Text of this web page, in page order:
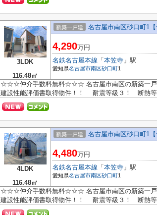
3LDK
116.48㎡
新築一戸建 名古屋市南区砂口町1
4,290万円
名鉄名古屋本線 「 本笠寺 」駅
愛知県名古屋市南区砂口町1
☆☆☆仲介手数料無料☆☆☆ 名古屋市南区の新築一戸
建設性能評価書取得物件！！ 耐震等級３！ 断熱等
4LDK
116.48㎡
新築一戸建 名古屋市南区砂口町1
4,480万円
名鉄名古屋本線 「 本笠寺 」駅
愛知県名古屋市南区砂口町1
☆☆☆仲介手数料無料☆☆☆ 名古屋市南区の新築一戸
建設性能評価書取得物件！！ 耐震等級３！ 断熱等